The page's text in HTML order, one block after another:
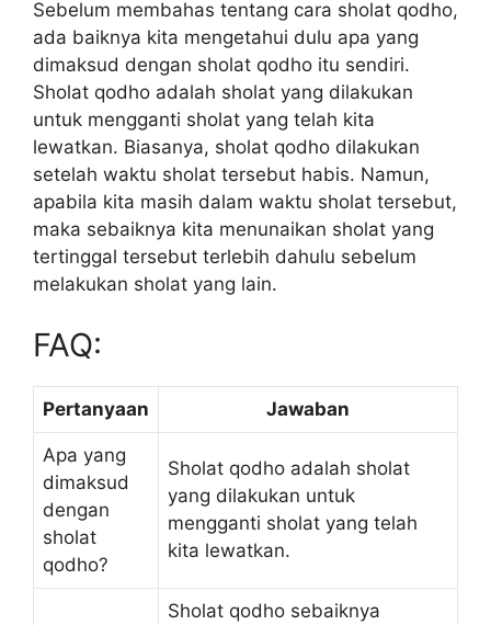
Sebelum membahas tentang cara sholat qodho,
ada baiknya kita mengetahui dulu apa yang
dimaksud dengan sholat qodho itu sendiri.
Sholat qodho adalah sholat yang dilakukan
untuk mengganti sholat yang telah kita
lewatkan. Biasanya, sholat qodho dilakukan
setelah waktu sholat tersebut habis. Namun,
apabila kita masih dalam waktu sholat tersebut,
maka sebaiknya kita menunaikan sholat yang
tertinggal tersebut terlebih dahulu sebelum
melakukan sholat yang lain.
FAQ:
Pertanyaan Jawaban
Apa yang
dimaksud
dengan
sholat
qodho?
Sholat qodho adalah sholat
yang dilakukan untuk
mengganti sholat yang telah
kita lewatkan.
Sholat qodho sebaiknya